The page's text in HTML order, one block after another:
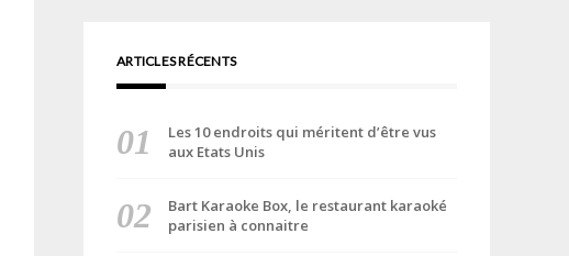
ARTICLES RÉCENTS
Les 10 endroits qui méritent d’être vus
aux Etats Unis
Bart Karaoke Box, le restaurant karaoké
parisien à connaitre